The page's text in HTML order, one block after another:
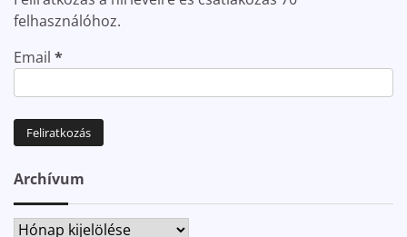
felhasználóhoz.
Email *
Archívum
Archívum